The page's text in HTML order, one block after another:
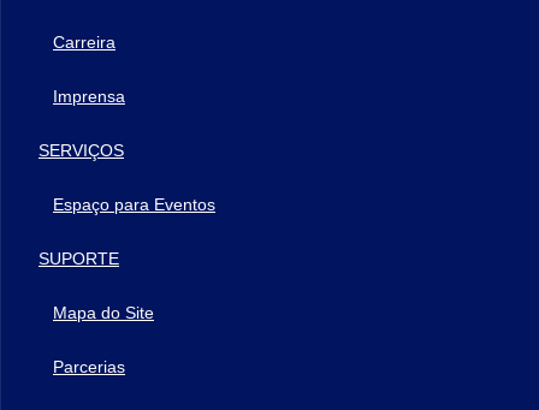
Carreira
Imprensa
SERVIÇOS
Espaço para Eventos
SUPORTE
Mapa do Site
Parcerias